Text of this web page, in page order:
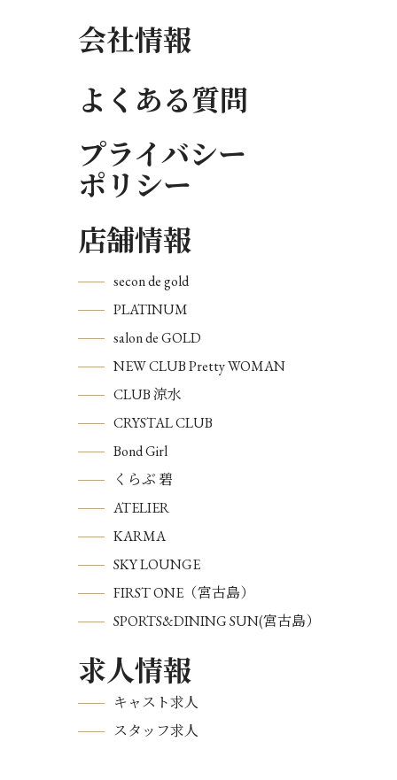
会社情報
よくある質問
プライバシー
ポリシー
店舗情報
secon de gold
PLATINUM
salon de GOLD
NEW CLUB Pretty WOMAN
CLUB 涼水
CRYSTAL CLUB
Bond Girl
くらぶ 碧
ATELIER
KARMA
SKY LOUNGE
FIRST ONE（宮古島）
SPORTS&DINING SUN(宮古島）
求人情報
キャスト求人
スタッフ求人